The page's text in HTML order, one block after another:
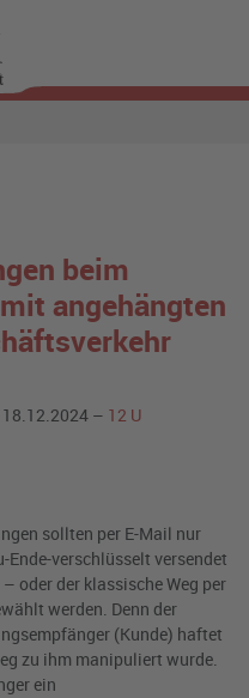
beim
angehängten
– 12 U
sollten per E-Mail nur
Ende-verschlüsselt versendet
oder der klassische Weg per
werden. Denn der
(Kunde) haftet
zu ihm manipuliert wurde.
ein